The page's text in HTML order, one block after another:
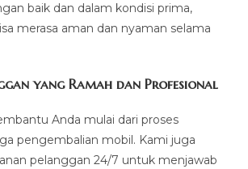
baik dan dalam kondisi prima,
merasa aman dan nyaman selama
yang Ramah dan Profesional
Anda mulai dari proses
pengembalian mobil. Kami juga
pelanggan 24/7 untuk menjawab